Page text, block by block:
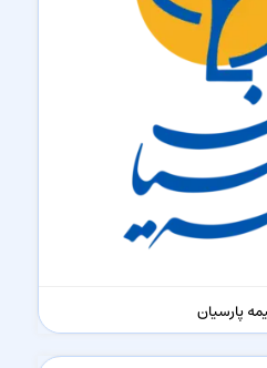
پارسیان